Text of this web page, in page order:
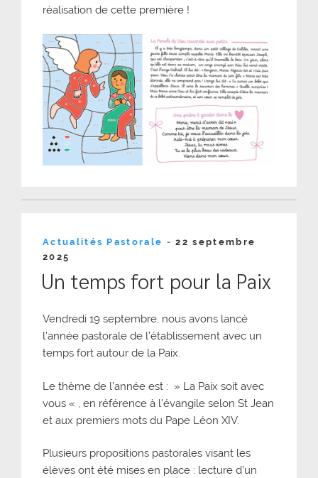
réalisation de cette première !
Actualités Pastorale -Publié
22 septembre
2025
Un temps fort pour la Paix
Vendredi 19 septembre, nous avons lancé
l’année pastorale de l’établissement avec un
temps fort autour de la Paix.
Le thème de l’année est : » La Paix soit avec
vous « , en référence à l’évangile selon St Jean
et aux premiers mots du Pape Léon XIV.
Plusieurs propositions pastorales visant les
élèves ont été mises en place : lecture d’un